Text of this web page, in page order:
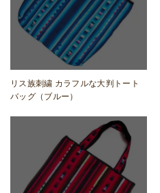
リス族刺繍 カラフルな大判トート
バッグ（ブルー）